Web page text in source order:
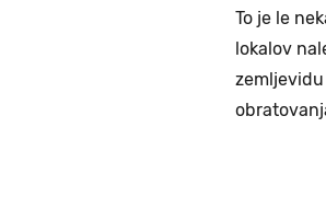
To je le
lokalov